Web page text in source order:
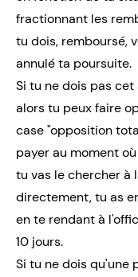
fractionnant les
tu dois, remboursé,
annulé ta poursuite.
Si tu ne dois pas
alors tu peux faire
case "opposition
payer au moment
tu vas le chercher à
directement, tu as
en te rendant à
10 jours.
Si tu ne dois qu'une